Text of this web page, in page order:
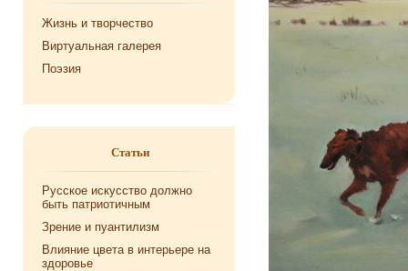
Жизнь и творчество
Виртуальная галерея
Поэзия
Статьи
Русское искусство должно
быть патриотичным
Зрение и пуантилизм
Влияние цвета в интерьере на
здоровье